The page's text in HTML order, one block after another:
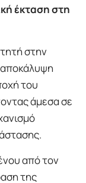
έκταση στη
στην
του
άμεσα σε
από τον
της